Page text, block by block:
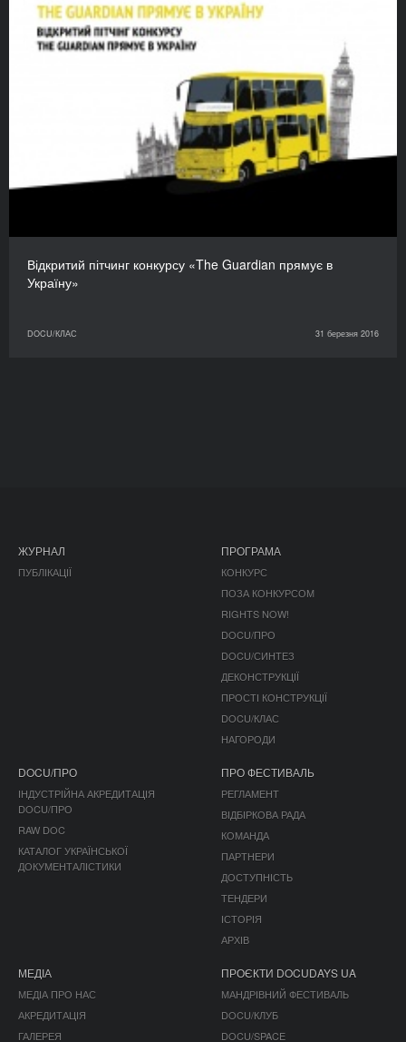
Відкритий пітчинг конкурсу «The Guardian прямує в
Україну»
DOCU/КЛАС 31 березня 2016
ЖУРНАЛ
ПУБЛІКАЦІЇ
ПРОГРАМА
КОНКУРС
ПОЗА КОНКУРСОМ
RIGHTS NOW!
DOCU/ПРО
DOCU/СИНТЕЗ
ДЕКОНСТРУКЦІЇ
ПРОСТІ КОНСТРУКЦІЇ
DOCU/КЛАС
НАГОРОДИ
DOCU/ПРО
ІНДУСТРІЙНА АКРЕДИТАЦІЯ
DOCU/ПРО
RAW DOC
КАТАЛОГ УКРАЇНСЬКОЇ
ДОКУМЕНТАЛІСТИКИ
ПРО ФЕСТИВАЛЬ
РЕГЛАМЕНТ
ВІДБІРКОВА РАДА
КОМАНДА
ПАРТНЕРИ
ДОСТУПНІСТЬ
ТЕНДЕРИ
ІСТОРІЯ
АРХІВ
МЕДІА
МЕДІА ПРО НАС
АКРЕДИТАЦІЯ
ГАЛЕРЕЯ
ПРОЄКТИ DOCUDAYS UA
МАНДРІВНИЙ ФЕСТИВАЛЬ
DOCU/КЛУБ
DOCU/SPACE